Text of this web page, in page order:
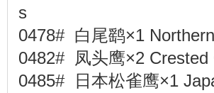
s
0478# 白尾鹞×1
0482# 凤头鹰×2
0485# 日本松雀鹰×1